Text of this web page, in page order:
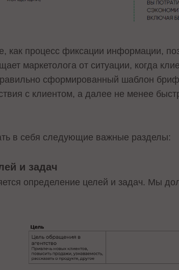
как процесс фиксации информации,
маркетолога от ситуации, когда
сформированный шаблон
с клиентом, а далее не менее
в себя следующие важные разделы:
и задач
определение целей и задач. Мы